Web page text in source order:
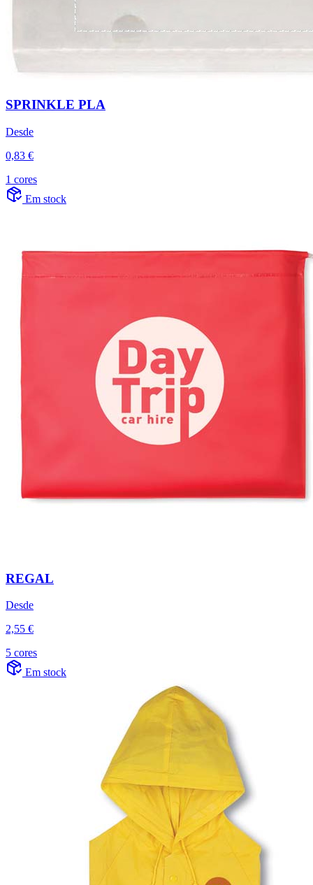
SPRINKLE PLA
Desde
0,83 €
1 cores
Em stock
REGAL
Desde
2,55 €
5 cores
Em stock